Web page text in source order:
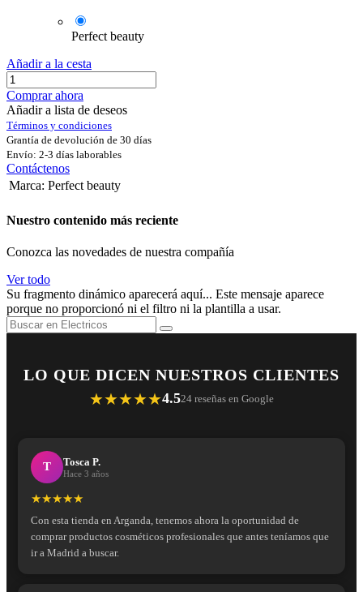
Perfect beauty
Añadir a la cesta
Comprar ahora
Añadir a lista de deseos
Términos y condiciones
Grantía de devolución de 30 días
Envío: 2-3 días laborables
Contáctenos
Marca: Perfect beauty
Nuestro contenido más reciente
Conozca las novedades de nuestra compañía
Ver todo
Su fragmento dinámico aparecerá aquí... Este mensaje aparece
porque no proporcionó ni el filtro ni la plantilla a usar.
LO QUE DICEN NUESTROS CLIENTES
★★★★★4.524 reseñas en Google
T Tosca P.
Hace 3 años
★★★★★
Con esta tienda en Arganda, tenemos ahora la oportunidad de
comprar productos cosméticos profesionales que antes teníamos que
ir a Madrid a buscar.